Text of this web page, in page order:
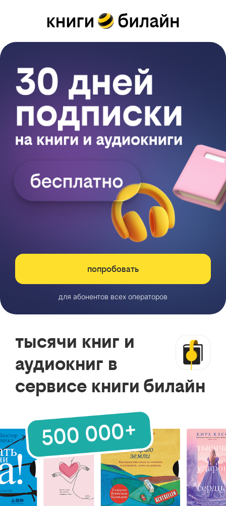
попробовать
для абонентов всех операторов
тысячи книг и
аудиокниг в
сервисе книги билайн